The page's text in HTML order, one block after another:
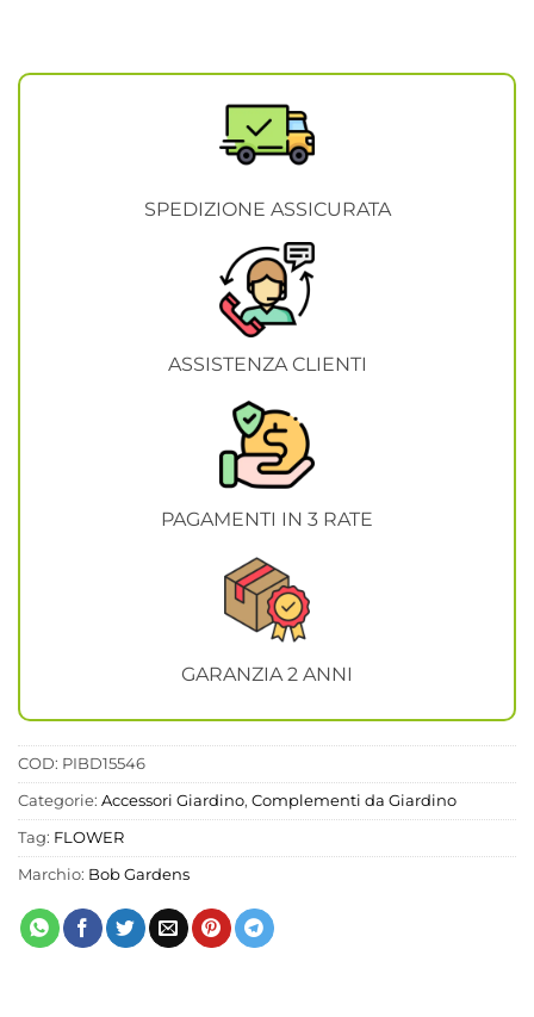
SPEDIZIONE ASSICURATA
ASSISTENZA CLIENTI
PAGAMENTI IN 3 RATE
GARANZIA 2 ANNI
COD: PIBD15546
Categorie: Accessori Giardino, Complementi da Giardino
Tag: FLOWER
Marchio: Bob Gardens